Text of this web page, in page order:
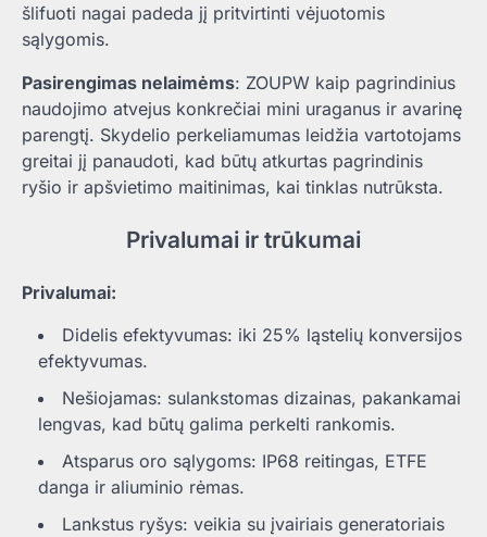
šlifuoti nagai padeda jį pritvirtinti vėjuotomis
sąlygomis.
Pasirengimas nelaimėms: ZOUPW kaip pagrindinius
naudojimo atvejus konkrečiai mini uraganus ir avarinę
parengtį. Skydelio perkeliamumas leidžia vartotojams
greitai jį panaudoti, kad būtų atkurtas pagrindinis
ryšio ir apšvietimo maitinimas, kai tinklas nutrūksta.
Privalumai ir trūkumai
Privalumai:
Didelis efektyvumas: iki 25% ląstelių konversijos
efektyvumas.
Nešiojamas: sulankstomas dizainas, pakankamai
lengvas, kad būtų galima perkelti rankomis.
Atsparus oro sąlygoms: IP68 reitingas, ETFE
danga ir aliuminio rėmas.
Lankstus ryšys: veikia su įvairiais generatoriais